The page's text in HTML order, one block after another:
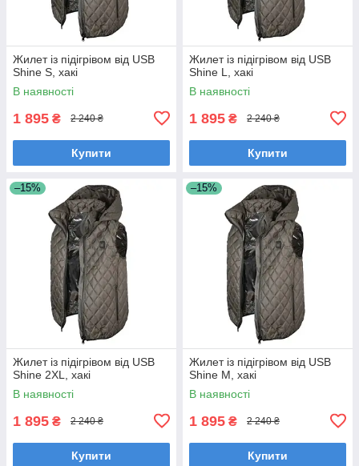
Жилет із підігрівом від USB
Shine S, хакі
В наявності
1 895 ₴ 2 240 ₴
Купити
Жилет із підігрівом від USB
Shine L, хакі
В наявності
1 895 ₴ 2 240 ₴
Купити
–15%
Жилет із підігрівом від USB
Shine 2XL, хакі
В наявності
1 895 ₴ 2 240 ₴
Купити
–15%
Жилет із підігрівом від USB
Shine M, хакі
В наявності
1 895 ₴ 2 240 ₴
Купити